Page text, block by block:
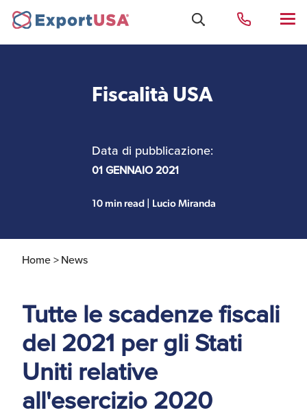
Uffici e Team Exportusa
Uffici e Team
d'America
I Partner di ExportUSA
New York, Corp.
Costituzione società e
Servizi Expat Italiani
negli USA
Fiscalità USA
Data di pubblicazione:
01 GENNAIO 2021
10 min read | Lucio Miranda
Home >News
Tutte le scadenze fiscali
del 2021 per gli Stati
Uniti relative
all'esercizio 2020